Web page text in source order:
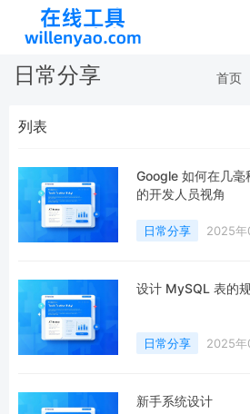
日常分享 首页
列表
Google 如何在几毫
的开发人员视角
日常分享 2025年
设计 MySQL 表的
日常分享 2025年
新手系统设计